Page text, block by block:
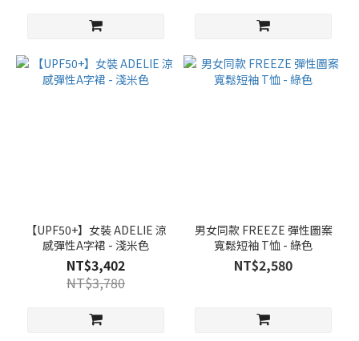
【UPF50+】女裝 ADELIE 涼
感彈性A字裙 - 淺米色
NT$3,402
NT$3,780
男女同款 FREEZE 彈性圖案
寬鬆短袖 T恤 - 綠色
NT$2,580